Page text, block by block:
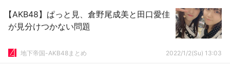
【AKB48】ぱっと見、倉野尾成美と田口愛佳
が見分けつかない問題
地下帝国-AKB48まとめ 2022/1/2(Su) 13:03